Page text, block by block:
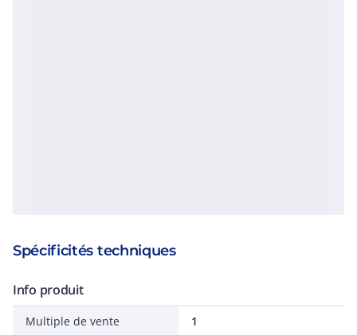
Spécificités techniques
Info produit
Multiple de vente
1